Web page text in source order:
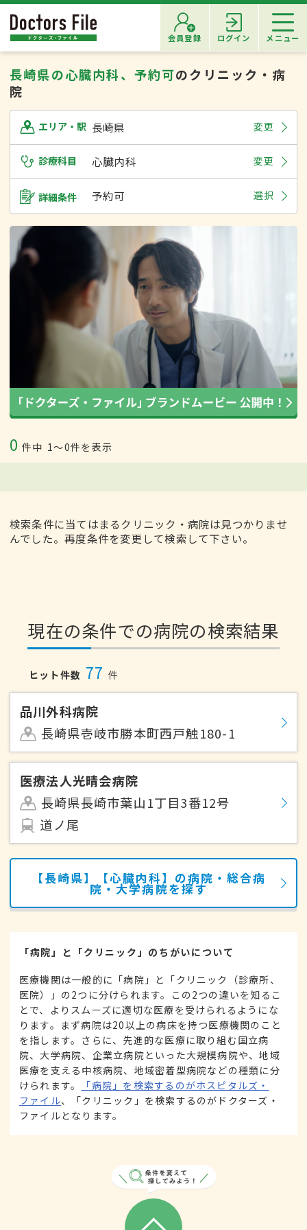
会員登録 ログイン メニュー
長崎県の心臓内科、予約可のクリニック・病
院
エリア・駅 長崎県 変更
診療科目 心臓内科 変更
詳細条件 予約可 選択
0 件中 1〜0件を表示
検索条件に当てはまるクリニック・病院は見つかりませ
んでした。再度条件を変更して検索して下さい。
現在の条件での病院の検索結果
ヒット件数 77 件
品川外科病院
長崎県壱岐市勝本町西戸触180-1
医療法人光晴会病院
長崎県長崎市葉山1丁目3番12号
道ノ尾
【長崎県】【心臓内科】の病院・総合病
院・大学病院を探す
「病院」と「クリニック」のちがいについて
医療機関は一般的に「病院」と「クリニック（診療所、
医院）」の2つに分けられます。この2つの違いを知るこ
とで、よりスムーズに適切な医療を受けられるようにな
ります。まず病院は20以上の病床を持つ医療機関のこと
を指します。さらに、先進的な医療に取り組む国立病
院、大学病院、企業立病院といった大規模病院や、地域
医療を支える中核病院、地域密着型病院などの種類に分
けられます。
「病院」を検索するのがホスピタルズ・
ファイル、「クリニック」を検索するのがドクターズ・
ファイルとなります。